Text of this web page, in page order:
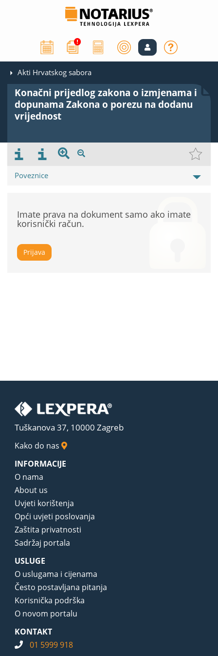
Akti Hrvatskog sabora
Konačni prijedlog zakona o izmjenama i
dopunama Zakona o porezu na dodanu
vrijednost
Poveznice
Imate prava na dokument samo ako imate
korisnički račun.
Prijava
Tuškanova 37, 10000 Zagreb
Kako do nas
INFORMACIJE
O nama
About us
Uvjeti korištenja
Opći uvjeti poslovanja
Zaštita privatnosti
Sadržaj portala
USLUGE
O uslugama i cijenama
Često postavljana pitanja
Korisnička podrška
O novom portalu
KONTAKT
01 5999 918